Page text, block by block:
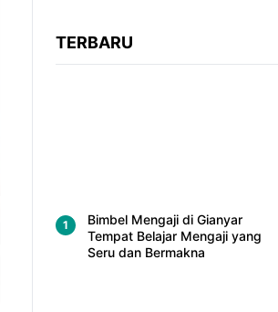
TERBARU
Bimbel Mengaji di Gianyar
Tempat Belajar Mengaji yang
Seru dan Bermakna